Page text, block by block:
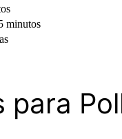
minutos
para